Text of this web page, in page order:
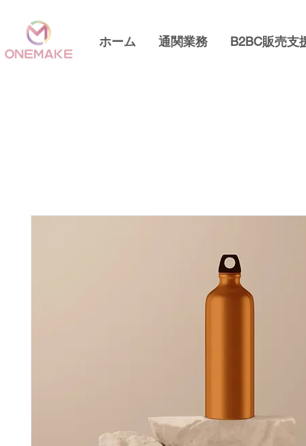
ホーム 通関業務 B2BC販売支